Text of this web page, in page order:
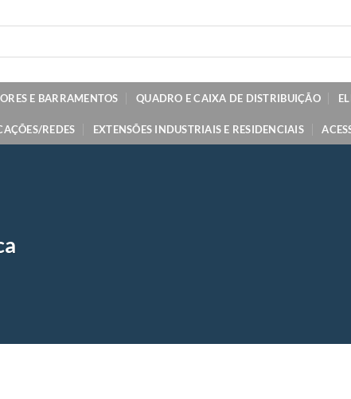
E BARRAMENTOS QUADRO E CAIXA DE DISTRIBUIÇÃO
REDES EXTENSÕES INDUSTRIAIS E RESIDENCIAIS